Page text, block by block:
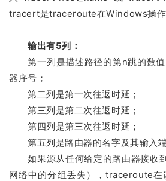
tracert是traceroute在Windows操作
输出有5列：
第一列是描述路径的第n跳的数值
器序号；
第二列是第一次往返时延；
第三列是第二次往返时延；
第四列是第三次往返时延；
第五列是路由器的名字及其输入端
如果源从任何给定的路由器接收
网络中的分组丢失），traceroute在